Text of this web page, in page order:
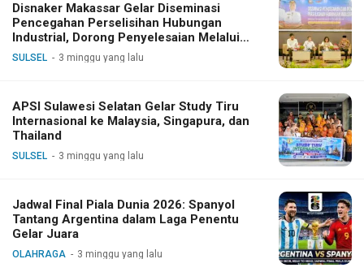
Disnaker Makassar Gelar Diseminasi
Pencegahan Perselisihan Hubungan
Industrial, Dorong Penyelesaian Melalui
Dialog
SULSEL 3 minggu yang lalu
APSI Sulawesi Selatan Gelar Study Tiru
Internasional ke Malaysia, Singapura, dan
Thailand
SULSEL 3 minggu yang lalu
Jadwal Final Piala Dunia 2026: Spanyol
Tantang Argentina dalam Laga Penentu
Gelar Juara
OLAHRAGA 3 minggu yang lalu